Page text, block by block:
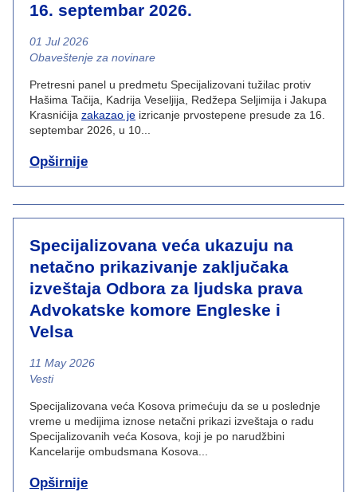
16. septembar 2026.
01 Jul 2026
News category
Obaveštenje za novinare
Pretresni panel u predmetu Specijalizovani tužilac protiv
Hašima Tačija, Kadrija Veseljija, Redžepa Seljimija i Jakupa
Krasnićija zakazao je izricanje prvostepene presude za 16.
septembar 2026, u 10...
Opširnije
Specijalizovana veća ukazuju na
netačno prikazivanje zaključaka
izveštaja Odbora za ljudska prava
Advokatske komore Engleske i
Velsa
11 May 2026
News category
Vesti
Specijalizovana veća Kosova primećuju da se u poslednje
vreme u medijima iznose netačni prikazi izveštaja o radu
Specijalizovanih veća Kosova, koji je po narudžbini
Kancelarije ombudsmana Kosova...
Opširnije